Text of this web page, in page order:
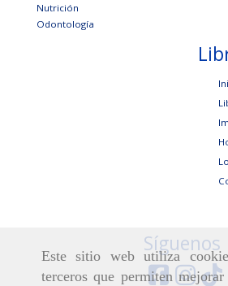
Este sitio web utiliza
terceros que permiten
Nutrición
Odontología
Síguenos